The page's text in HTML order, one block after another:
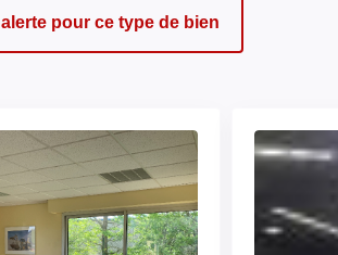
pour ce type de bien